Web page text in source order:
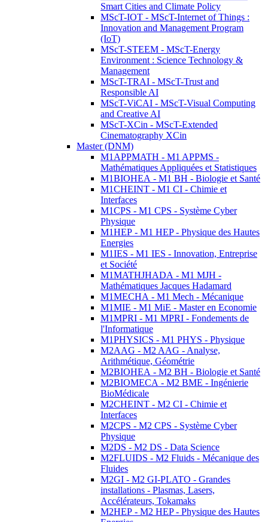
Smart Cities and Climate Policy
MScT-IOT - MScT-Internet of Things :
Innovation and Management Program
(IoT)
MScT-STEEM - MScT-Energy
Environment : Science Technology &
Management
MScT-TRAI - MScT-Trust and
Responsible AI
MScT-ViCAI - MScT-Visual Computing
and Creative AI
MScT-XCin - MScT-Extended
Cinematography XCin
Master (DNM)
M1APPMATH - M1 APPMS -
Mathématiques Appliquées et Statistiques
M1BIOHEA - M1 BH - Biologie et Santé
M1CHEINT - M1 CI - Chimie et
Interfaces
M1CPS - M1 CPS - Système Cyber
Physique
M1HEP - M1 HEP - Physique des Hautes
Energies
M1IES - M1 IES - Innovation, Entreprise
et Société
M1MATHJHADA - M1 MJH -
Mathématiques Jacques Hadamard
M1MECHA - M1 Mech - Mécanique
M1MIE - M1 MiE - Master en Economie
M1MPRI - M1 MPRI - Fondements de
l'Informatique
M1PHYSICS - M1 PHYS - Physique
M2AAG - M2 AAG - Analyse,
Arithmétique, Géométrie
M2BIOHEA - M2 BH - Biologie et Santé
M2BIOMECA - M2 BME - Ingénierie
BioMédicale
M2CHEINT - M2 CI - Chimie et
Interfaces
M2CPS - M2 CPS - Système Cyber
Physique
M2DS - M2 DS - Data Science
M2FLUIDS - M2 Fluids - Mécanique des
Fluides
M2GI - M2 GI-PLATO - Grandes
installations - Plasmas, Lasers,
Accélérateurs, Tokamaks
M2HEP - M2 HEP - Physique des Hautes